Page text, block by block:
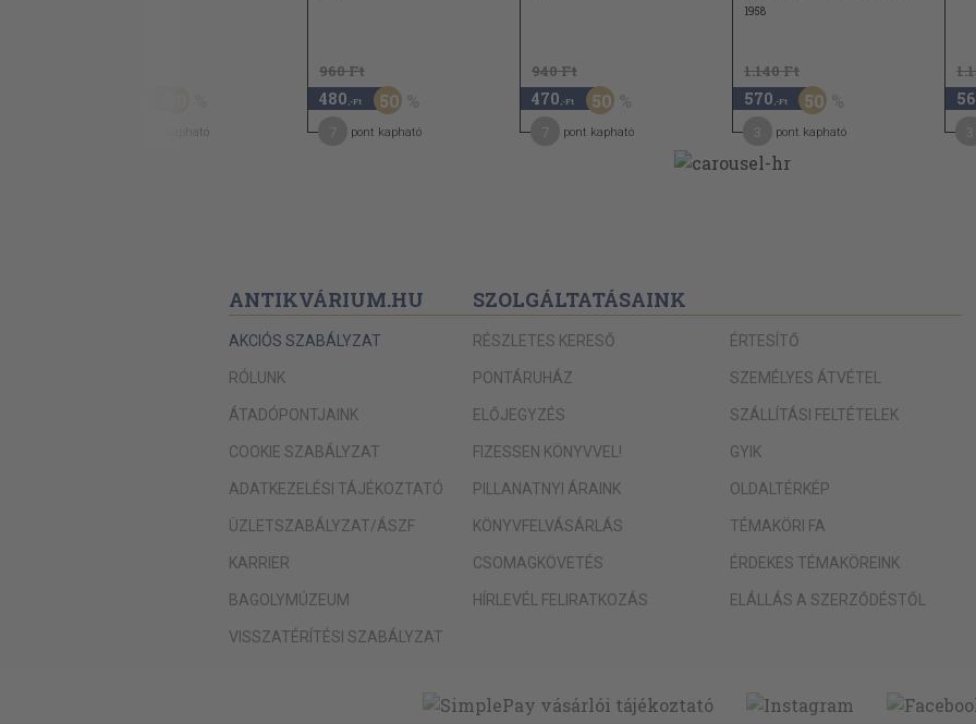
pont kapható
960 Ft
480 ,-Ft 50
pont kapható
940 Ft
470 ,-Ft 50
pont kapható
1958
1.140 Ft
570 ,-Ft 50
pont kapható
ANTIKVÁRIUM.HU
AKCIÓS SZABÁLYZAT
RÓLUNK
ÁTADÓPONTJAINK
COOKIE SZABÁLYZAT
ADATKEZELÉSI TÁJÉKOZTATÓ
ÜZLETSZABÁLYZAT/ÁSZF
KARRIER
BAGOLYMÚZEUM
VISSZATÉRÍTÉSI SZABÁLYZAT
SZOLGÁLTATÁSAINK
RÉSZLETES KERESŐ
PONTÁRUHÁZ
ELŐJEGYZÉS
FIZESSEN KÖNYVVEL!
PILLANATNYI ÁRAINK
KÖNYVFELVÁSÁRLÁS
CSOMAGKÖVETÉS
HÍRLEVÉL FELIRATKOZÁS
ÉRTESÍTŐ
SZEMÉLYES ÁTVÉTEL
SZÁLLÍTÁSI FELTÉTELEK
GYIK
OLDALTÉRKÉP
TÉMAKÖRI FA
ÉRDEKES TÉMAKÖREINK
ELÁLLÁS A SZERZŐDÉSTŐL